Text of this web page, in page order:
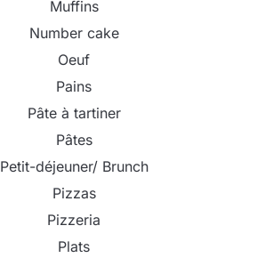
Muffins
Number cake
Oeuf
Pains
Pâte à tartiner
Pâtes
Petit-déjeuner/ Brunch
Pizzas
Pizzeria
Plats